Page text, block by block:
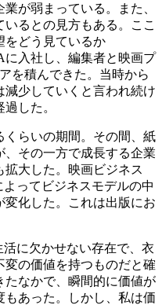
が弱まっている。また、
るとの見方もある。ここ
をどう見ているか
入社し、編集者と映画プ
を積んできた。当時から
減少していくと言われ続け
した。
くらいの期間。その間、紙
その一方で成長する企業
大した。映画ビジネス
ってビジネスモデルの中
化した。これは出版にお
に欠かせない存在で、衣
の価値を持つものだと確
なかで、瞬間的に価値が
あった。しかし、私は価